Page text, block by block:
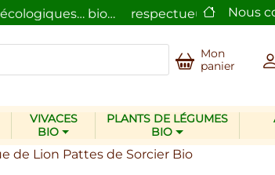
bio… respectueux de Nous
Mon
panier
VIVACES
BIO
PLANTS DE LÉGUMES
BIO
de Lion Pattes de Sorcier Bio